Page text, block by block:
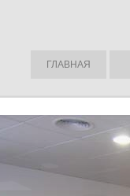
ГЛАВНАЯ